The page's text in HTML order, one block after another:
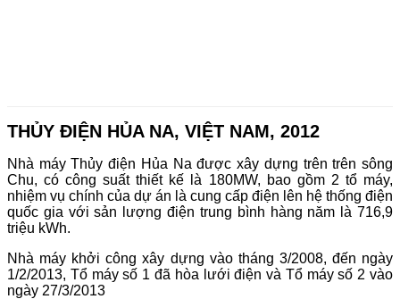
THỦY ĐIỆN HỦA NA, VIỆT NAM, 2012
Nhà máy Thủy điện Hủa Na được xây dựng trên trên sông
Chu, có công suất thiết kế là 180MW, bao gồm 2 tổ máy,
nhiệm vụ chính của dự án là cung cấp điện lên hệ thống điện
quốc gia với sản lượng điện trung bình hàng năm là 716,9
triệu kWh.
Nhà máy khởi công xây dựng vào tháng 3/2008, đến ngày
1/2/2013, Tổ máy số 1 đã hòa lưới điện và Tổ máy số 2 vào
ngày 27/3/2013